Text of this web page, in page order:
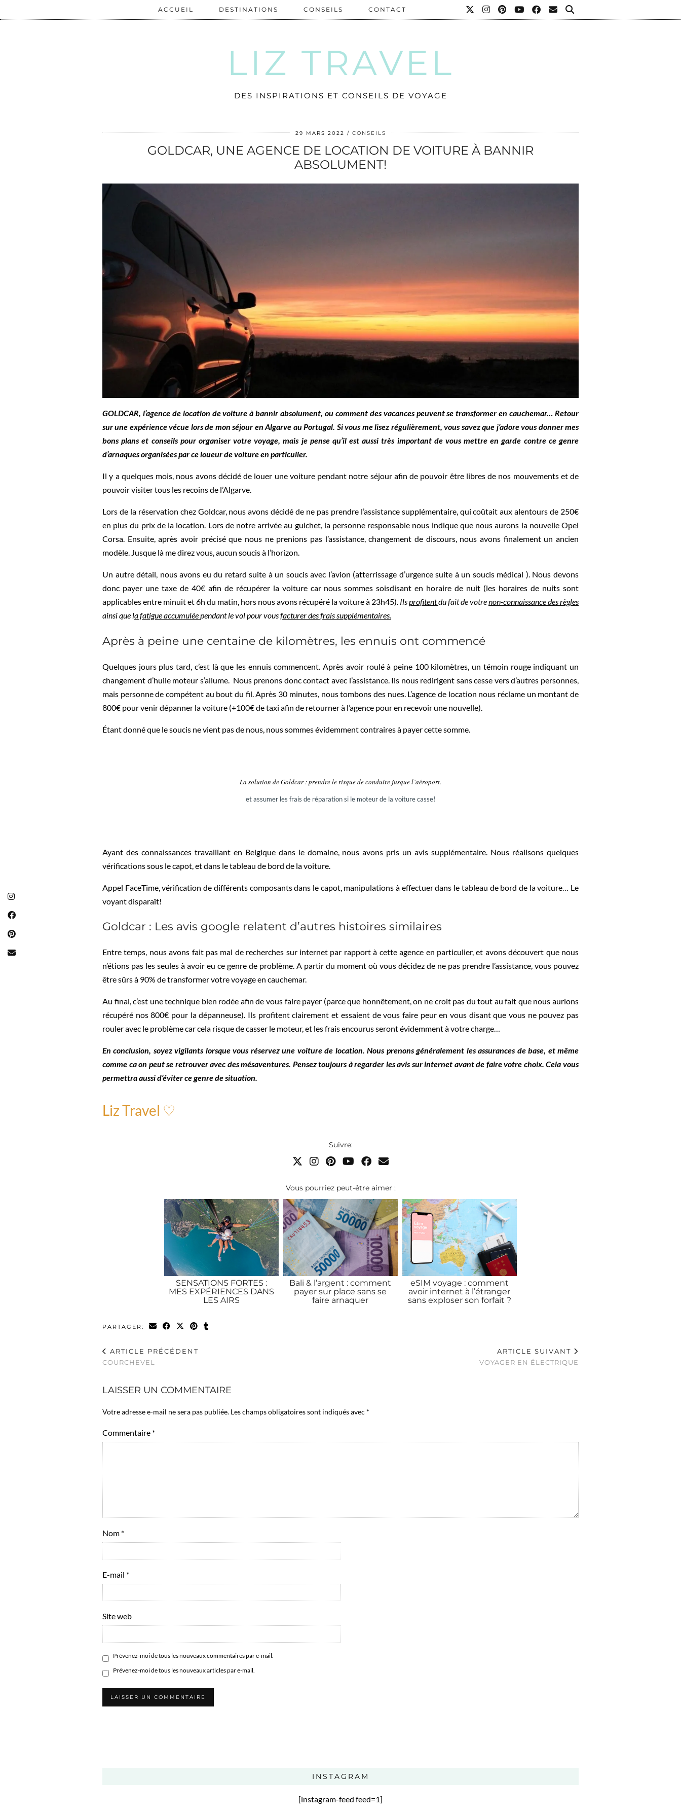
LIZ TRAVEL
DES INSPIRATIONS ET CONSEILS DE VOYAGE
ACCUEIL DESTINATIONS CONSEILS CONTACT
29 MARS 2022 CONSEILS
GOLDCAR, UNE AGENCE DE LOCATION DE VOITURE À BANNIR
ABSOLUMENT!
GOLDCAR, l’agence de location de voiture à bannir absolument, ou comment des vacances peuvent se transformer en cauchemar… Retour
sur une expérience vécue lors de mon séjour en Algarve au Portugal. Si vous me lisez régulièrement, vous savez que j’adore vous donner mes
bons plans et conseils pour organiser votre voyage, mais je pense qu’il est aussi très important de vous mettre en garde contre ce genre
d’arnaques organisées par ce loueur de voiture en particulier.
Il y a quelques mois, nous avons décidé de louer une voiture pendant notre séjour afin de pouvoir être libres de nos mouvements et de
pouvoir visiter tous les recoins de l’Algarve.
Lors de la réservation chez Goldcar, nous avons décidé de ne pas prendre l’assistance supplémentaire, qui coûtait aux alentours de 250€
en plus du prix de la location. Lors de notre arrivée au guichet, la personne responsable nous indique que nous aurons la nouvelle Opel
Corsa. Ensuite, après avoir précisé que nous ne prenions pas l’assistance, changement de discours, nous avons finalement un ancien
modèle. Jusque là me direz vous, aucun soucis à l’horizon.
Un autre détail, nous avons eu du retard suite à un soucis avec l’avion (atterrissage d’urgence suite à un soucis médical ). Nous devons
donc payer une taxe de 40€ afin de récupérer la voiture car nous sommes soisdisant en horaire de nuit (les horaires de nuits sont
applicables entre minuit et 6h du matin, hors nous avons récupéré la voiture à 23h45). Ilsprofitentdu fait de votrenon-connaissance des règles
ainsi que la fatigue accumuléependant le vol pour vousfacturer des frais supplémentaires.
Après à peine une centaine de kilomètres, les ennuis ont commencé
Quelques jours plus tard, c’est là que les ennuis commencent. Après avoir roulé à peine 100 kilomètres, un témoin rouge indiquant un
changement d’huile moteur s’allume. Nous prenons donc contact avec l’assistance. Ils nous redirigent sans cesse vers d’autres personnes,
mais personne de compétent au bout du fil. Après 30 minutes, nous tombons des nues. L’agence de location nous réclame un montant de
800€ pour venir dépanner la voiture (+100€ de taxi afin de retourner à l’agence pour en recevoir une nouvelle).
Étant donné que le soucis ne vient pas de nous, nous sommes évidemment contraires à payer cette somme.
La solution de Goldcar : prendre le risque de conduire jusque l’aéroport.
et assumer les frais de réparation si le moteur de la voiture casse!
Ayant des connaissances travaillant en Belgique dans le domaine, nous avons pris un avis supplémentaire. Nous réalisons quelques
vérifications sous le capot, et dans le tableau de bord de la voiture.
Appel FaceTime, vérification de différents composants dans le capot, manipulations à effectuer dans le tableau de bord de la voiture… Le
voyant disparaît!
Goldcar : Les avis google relatent d’autres histoires similaires
Entre temps, nous avons fait pas mal de recherches sur internet par rapport à cette agence en particulier, et avons découvert que nous
n’étions pas les seules à avoir eu ce genre de problème. A partir du moment où vous décidez de ne pas prendre l’assistance, vous pouvez
être sûrs à 90% de transformer votre voyage en cauchemar.
Au final, c’est une technique bien rodée afin de vous faire payer (parce que honnêtement, on ne croit pas du tout au fait que nous aurions
récupéré nos 800€ pour la dépanneuse). Ils profitent clairement et essaient de vous faire peur en vous disant que vous ne pouvez pas
rouler avec le problème car cela risque de casser le moteur, et les frais encourus seront évidemment à votre charge…
En conclusion, soyez vigilants lorsque vous réservez une voiture de location. Nous prenons généralement les assurances de base, et même
comme ca on peut se retrouver avec des mésaventures. Pensez toujours à regarder les avis sur internet avant de faire votre choix. Cela vous
permettra aussi d’éviter ce genre de situation.
Liz Travel ♡
Suivre:
Vous pourriez peut-être aimer :
SENSATIONS FORTES :
MES EXPÉRIENCES DANS
LES AIRS
Bali & l’argent : comment
payer sur place sans se
faire arnaquer
eSIM voyage : comment
avoir internet à l’étranger
sans exploser son forfait ?
PARTAGER:
ARTICLE PRÉCÉDENT
COURCHEVEL
ARTICLE SUIVANT
VOYAGER EN ÉLECTRIQUE
LAISSER UN COMMENTAIRE
Votre adresse e-mail ne sera pas publiée. Les champs obligatoires sont indiqués avec *
Commentaire *
Nom *
E-mail *
Site web
Prévenez-moi de tous les nouveaux commentaires par e-mail.
Prévenez-moi de tous les nouveaux articles par e-mail.
INSTAGRAM
[instagram-feed feed=1]